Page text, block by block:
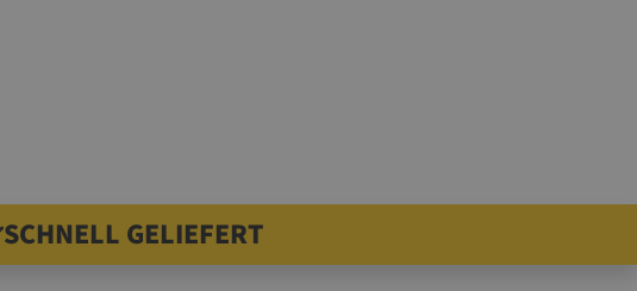
SCHNELL GELIEFERT